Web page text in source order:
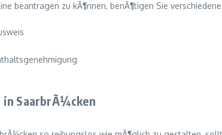
beantragen zu kÃ¶nnen, benÃ¶tigen Sie
SaarbrÃ¼cken